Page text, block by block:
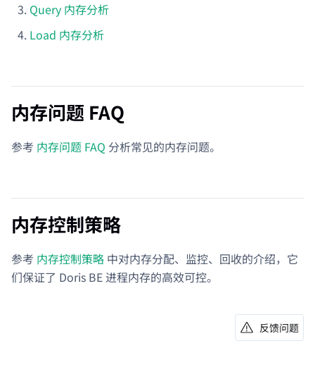
Query 内存分析
Load 内存分析
内存问题 FAQ
参考 内存问题 FAQ 分析常见的内存问题。
内存控制策略
参考 内存控制策略 中对内存分配、监控、回收的介绍，它
们保证了 Doris BE 进程内存的高效可控。
反馈问题